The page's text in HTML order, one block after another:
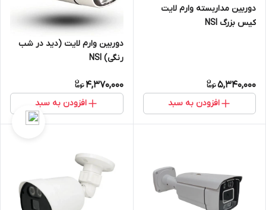
دوربین مداربسته وارم لایت
کیس بزرگ NSI
5,340,000
افزودن به سبد
دوربین وارم لایت (دید در شب
رنگی) NSI
4,370,000
افزودن به سبد